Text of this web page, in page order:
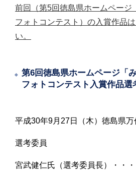
前回（第5回徳島県ホームページ
フォトコンテスト）の入賞作品
い。
第6回徳島県ホームページ「
フォトコンテスト入賞作品選
平成30年9月27日（木）徳島県
選考委員
宮武健仁氏（選考委員長）・・